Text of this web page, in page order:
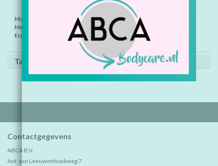
Materiaal: RVS
Met diamant coating.
Ergonomisch model.
Tags (0)
Contactgegevens
ABCA B.V.
Ant. van Leeuwenhoekweg 7